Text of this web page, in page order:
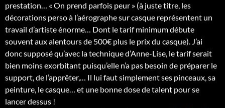
prestation… « On prend parfois peur » (à juste titre, les
décorations perso à l’aérographe sur casque représentent un
travail d’artiste énorme… Dont le tarif minimum débute
souvent aux alentours de 500€ plus le prix du casque). J’ai
donc supposé qu’avec la technique d’Anne-Lise, le tarif serait
bien moins exorbitant puisqu’elle n’a pas besoin de préparer le
support, de l’apprêter,… Il lui faut simplement ses pinceaux, sa
peinture, le casque… et une bonne dose de talent pour se
lancer dessus !